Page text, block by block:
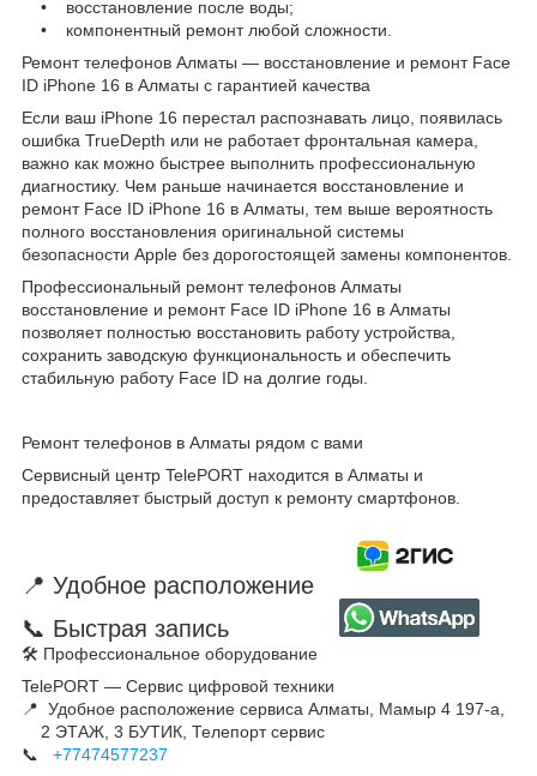
• восстановление после воды;
• компонентный ремонт любой сложности.
Ремонт телефонов Алматы — восстановление и ремонт Face
ID iPhone 16 в Алматы с гарантией качества
Если ваш iPhone 16 перестал распознавать лицо, появилась
ошибка TrueDepth или не работает фронтальная камера,
важно как можно быстрее выполнить профессиональную
диагностику. Чем раньше начинается восстановление и
ремонт Face ID iPhone 16 в Алматы, тем выше вероятность
полного восстановления оригинальной системы
безопасности Apple без дорогостоящей замены компонентов.
Профессиональный ремонт телефонов Алматы
восстановление и ремонт Face ID iPhone 16 в Алматы
позволяет полностью восстановить работу устройства,
сохранить заводскую функциональность и обеспечить
стабильную работу Face ID на долгие годы.
Ремонт телефонов в Алматы рядом с вами
Сервисный центр TelePORT находится в Алматы и
предоставляет быстрый доступ к ремонту смартфонов.
📍 Удобное расположение
📞 Быстрая запись
🛠 Профессиональное оборудование
TelePORT — Сервис цифровой техники
📍 Удобное расположение сервиса Алматы, Мамыр 4 197-а,
2 ЭТАЖ, 3 БУТИК, Телепорт сервис
📞
+77474577237